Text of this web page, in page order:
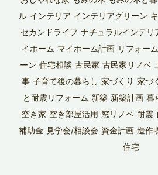
ル インテリア インテリアグリーン
セカンドライフ ナチュラルインテリ
イホーム マイホーム計画 リフォーム
ーン 住宅相談 古民家 古民家リノベ
事 子育て後の暮らし 家づくり 家づ
と耐震リフォーム 新築 新築計画 暮
空き家 空き部屋活用 窓リノベ 耐震
補助金 見学会/相談会 資金計画 造作
住宅